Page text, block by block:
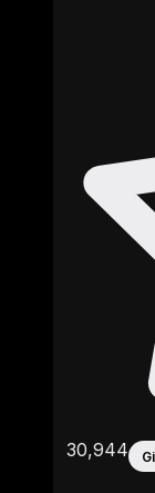
30,944